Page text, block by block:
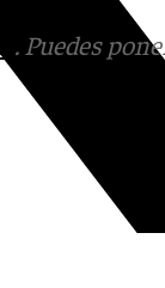
. Puedes